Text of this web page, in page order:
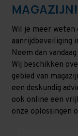
MAGAZIJN!
Wil je meer weten
aanrijdbeveiliging
Neem dan
Wij beschikken
gebied van
een deskundig
ook online een
onze oplossingen